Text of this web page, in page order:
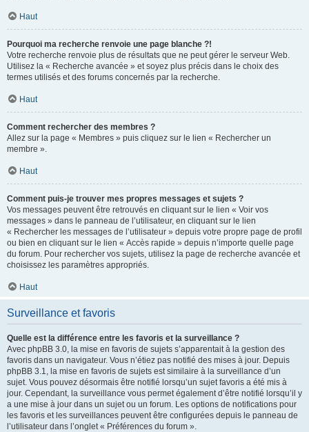
Haut
Pourquoi ma recherche renvoie une page blanche ?!
Votre recherche renvoie plus de résultats que ne peut gérer le serveur Web.
Utilisez la « Recherche avancée » et soyez plus précis dans le choix des
termes utilisés et des forums concernés par la recherche.
Haut
Comment rechercher des membres ?
Allez sur la page « Membres » puis cliquez sur le lien « Rechercher un
membre ».
Haut
Comment puis-je trouver mes propres messages et sujets ?
Vos messages peuvent être retrouvés en cliquant sur le lien « Voir vos
messages » dans le panneau de l’utilisateur, en cliquant sur le lien
« Rechercher les messages de l’utilisateur » depuis votre propre page de profil
ou bien en cliquant sur le lien « Accès rapide » depuis n’importe quelle page
du forum. Pour rechercher vos sujets, utilisez la page de recherche avancée et
choisissez les paramètres appropriés.
Haut
Surveillance et favoris
Quelle est la différence entre les favoris et la surveillance ?
Avec phpBB 3.0, la mise en favoris de sujets s’apparentait à la gestion des
favoris dans un navigateur. Vous n’étiez pas notifié des mises à jour. Depuis
phpBB 3.1, la mise en favoris de sujets est similaire à la surveillance d’un
sujet. Vous pouvez désormais être notifié lorsqu’un sujet favoris a été mis à
jour. Cependant, la surveillance vous permet également d’être notifié lorsqu’il y
a une mise à jour dans un sujet ou un forum. Les options de notifications pour
les favoris et les surveillances peuvent être configurées depuis le panneau de
l’utilisateur dans l’onglet « Préférences du forum ».